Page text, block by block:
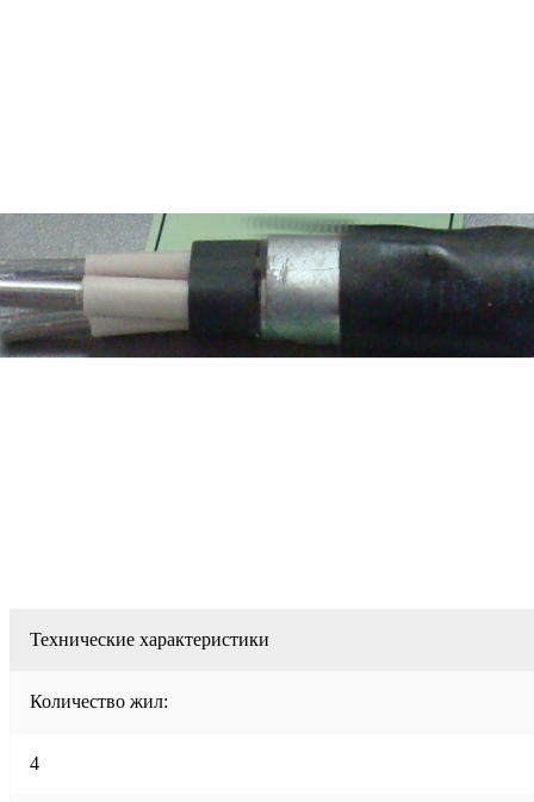
Технические характеристики
Количество жил:
4